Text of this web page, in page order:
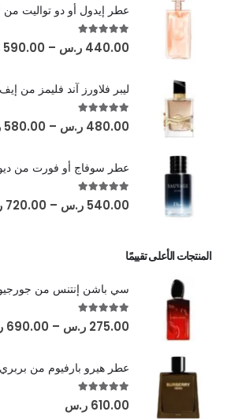
عطر إيدول أو دو تواليت من
5.00
out of 5
440.00 ر.س –
590.00
ليبر فلاورز آند فليمز من
5.00
out of 5
480.00 ر.س –
580.00
عطر سوفاج أو فورت من
5.00
out of 5
540.00 ر.س –
720.00
المنتجات الأعلى تقييمًا
سي باشن إنتنس من
5.00
out of 5
275.00 ر.س –
690.00
عطر هيرو بارفيوم من بربري
5.00
out of 5
610.00 ر.س